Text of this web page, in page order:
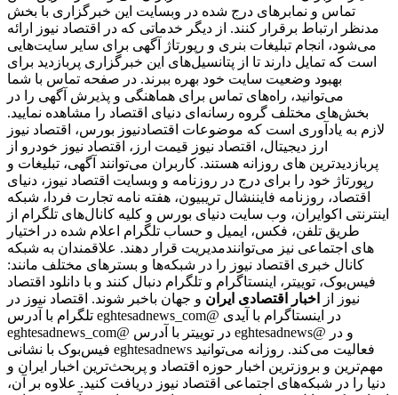
تماس و نمابرهای درج شده در وبسایت این خبرگزاری با بخش
مدنظر ارتباط برقرار کنند. از دیگر خدماتی که در اقتصاد نیوز ارائه
می‌شود، انجام تبلیغات بنری و رپورتاژ آگهی برای سایر سایت‌هایی
است که تمایل دارند تا از پتانسیل‌های این خبرگزاری پربازدید برای
بهبود وضعیت سایت خود بهره ببرند. در صفحه تماس با شما
می‌توانید، راه‌های تماس برای هماهنگی و پذیرش آگهی را در
بخش‌های مختلف گروه رسانه‌ای دنیای اقتصاد را مشاهده نمایید.
لازم به یادآوری است که موضوعات اقتصادنیوز بورس، اقتصاد نیوز
ارز دیجیتال، اقتصاد نیوز قیمت ارز، اقتصاد نیوز خودرو از
پربازدیدترین های روزانه هستند. کاربران می‌توانند آگهی، تبلیغات و
رپورتاژ خود را برای درج در روزنامه و وبسایت اقتصاد نیوز، دنیای
اقتصاد، روزنامه فایننشال تریبیون، هفته نامه تجارت فردا، شبکه
اینترنتی اکوایران، وب سایت دنیای بورس و کلیه کانال‌های تلگرام از
طریق تلفن، فکس، ایمیل و حساب تلگرام اعلام شده در اختیار
مدیریت قرار دهند. علاقمندان به شبکه‎‌های اجتماعی نیز می‌توانند
کانال خبری اقتصاد نیوز را در شبکه‌ها و بسترهای مختلف مانند:
فیس‌بوک، توییتر، اینستاگرام و تلگرام دنبال کنند و با دانلود اقتصاد
نیوز از
اخبار اقتصادی ایران و جهان باخبر شوند. اقتصاد نیوز در
تلگرام با آدرس eghtesadnews_com@ در اینستاگرام با آیدی
eghtesadnews_com@ در توییتر با آدرس eghtesadnews@ و در
فیس‌بوک با نشانی eghtesadnews فعالیت می‌کند. روزانه می‌توانید
مهم‌ترین و بروزترین اخبار حوزه اقتصاد و پربحث‌ترین اخبار ایران و
دنیا را در شبکه‌های اجتماعی اقتصاد نیوز دریافت کنید. علاوه بر آن،